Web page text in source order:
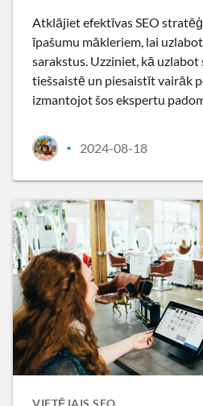
Atklājiet efektīvas SEO
īpašumu mākleriem, lai
sarakstus. Uzziniet, kā uzlabot
tiešsaistē un piesaistīt vairāk
izmantojot šos ekspertu
• 2024-08-18